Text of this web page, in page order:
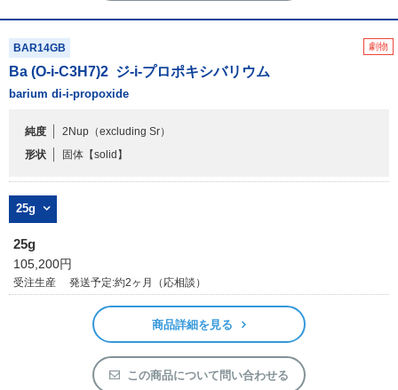
劇物
BAR14GB
Ba (O-i-C3H7)2 ジ-i-プロポキシバリウム
barium di-i-propoxide
純度
2Nup（excluding Sr）
形状
固体 【solid】
25g
25g
105,200円
受注生産 発送予定:約2ヶ月（応相談）
商品詳細を見る
この商品について問い合わせる